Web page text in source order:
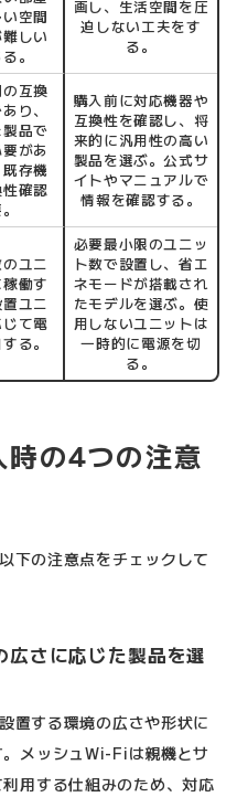
空間
しい
。
画し、生活空間を圧
迫しない工夫をす
る。
互換
り、
品で
があ
存機
確認
購入前に対応機器や
互換性を確認し、将
来的に汎用性の高い
製品を選ぶ。公式サ
イトやマニュアルで
情報を確認する。
ユニ
働す
ユニ
て電
る。
必要最小限のユニッ
ト数で設置し、省エ
ネモードが搭載され
たモデルを選ぶ。使
用しないユニットは
一時的に電源を切
る。
の4つの注意
下の注意点をチェックして
さに応じた製品を選
置する環境の広さや形状に
メッシュWi-Fiは親機とサ
用する仕組みのため、対応